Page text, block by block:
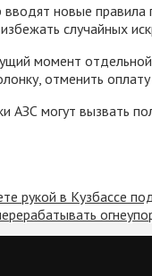
новые правила
случайных
момент
отменить
АЗС могут вызвать
рукой в Кузбассе